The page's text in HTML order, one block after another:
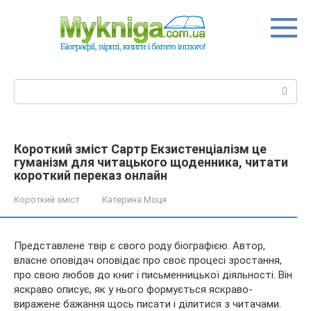
Короткий зміст Сартр Екзистенціалізм це
гуманізм для читацького щоденника, читати
короткий переказ онлайн
Короткий зміст Катерина Моця
Представлене твір є свого роду біографією. Автор,
власне оповідач оповідає про своє процесі зростання,
про свою любов до книг і письменницької діяльності. Він
яскраво описує, як у нього формується яскраво-
виражене бажання щось писати і ділитися з читачами.